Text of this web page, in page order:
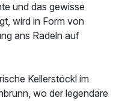
p.P. ab355,00 €
und das gewisse
wird in Form von
ans Radeln auf
Kellerstöckl im
wo der legendäre